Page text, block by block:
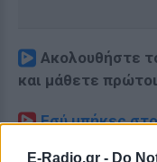
E-Radio.gr - Do
Ακολουθήστε
και μάθετε πρώτοι
Εσύ μπήκες